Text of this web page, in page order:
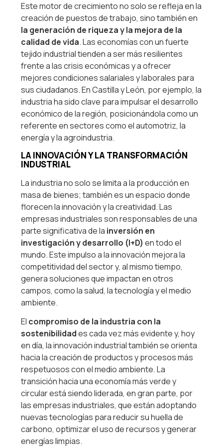
Este motor de crecimiento no solo se refleja en la
creación de puestos de trabajo, sino también en
la generación de riqueza y la mejora de la
calidad de vida. Las economías con un fuerte
tejido industrial tienden a ser más resilientes
frente a las crisis económicas y a ofrecer
mejores condiciones salariales y laborales para
sus ciudadanos. En Castilla y León, por ejemplo, la
industria ha sido clave para impulsar el desarrollo
económico de la región, posicionándola como un
referente en sectores como el automotriz, la
energía y la agroindustria.
LA INNOVACIÓN Y LA TRANSFORMACIÓN
INDUSTRIAL
La industria no solo se limita a la producción en
masa de bienes; también es un espacio donde
florecen la innovación y la creatividad. Las
empresas industriales son responsables de una
parte significativa de la inversión en
investigación y desarrollo (I+D) en todo el
mundo. Este impulso a la innovación mejora la
competitividad del sector y, al mismo tiempo,
genera soluciones que impactan en otros
campos, como la salud, la tecnología y el medio
ambiente.
El compromiso de la industria con la
sostenibilidades cada vez más evidente y, hoy
en día, la innovación industrial también se orienta
hacia la creación de productos y procesos más
respetuosos con el medio ambiente. La
transición hacia una economía más verde y
circular está siendo liderada, en gran parte, por
las empresas industriales, que están adoptando
nuevas tecnologías para reducir su huella de
carbono, optimizar el uso de recursos y generar
energías limpias.